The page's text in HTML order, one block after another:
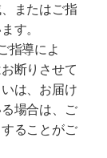
またはご指
す。
指導によ
断りさせて
は、お届け
場合は、ご
ることがご